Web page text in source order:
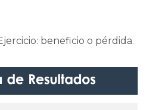
beneficio o pérdida.